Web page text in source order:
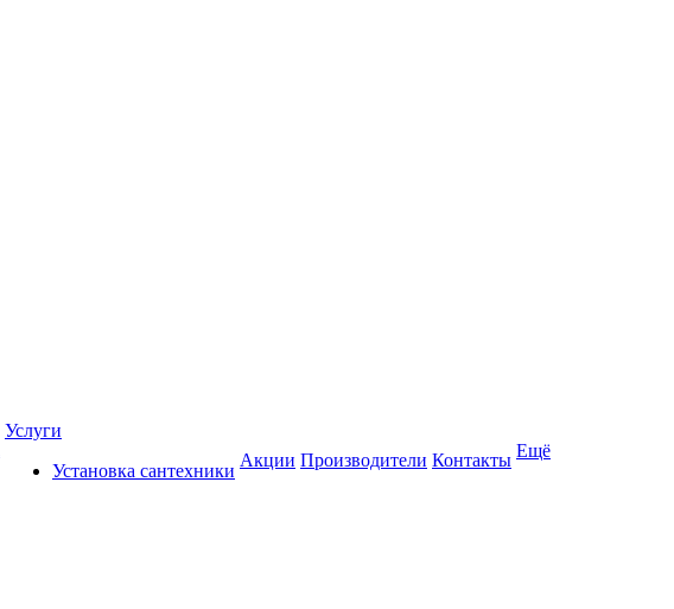
Услуги
Установка сантехники
Акции Производители Контакты Ещё